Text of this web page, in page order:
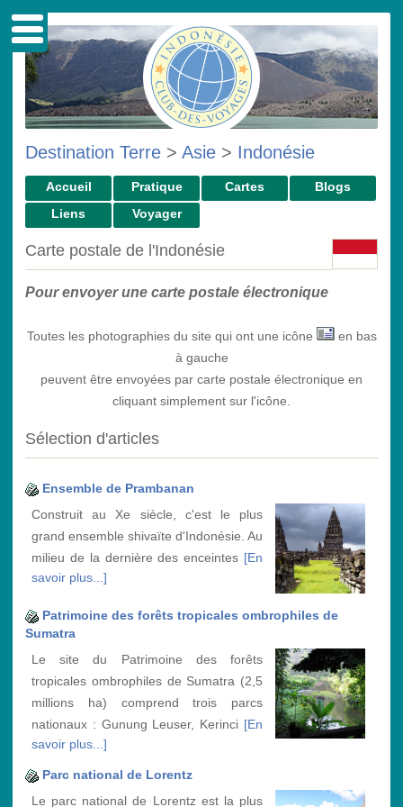
Destination Terre > Asie > Indonésie
Accueil Pratique Cartes
Blogs
Liens
Voyager
Carte postale de l'Indonésie
Pour envoyer une carte postale électronique
Toutes les photographies du site qui ont une icône
en bas
à gauche
peuvent être envoyées par carte postale électronique en
cliquant simplement sur l'icône.
Sélection d'articles
Ensemble de Prambanan
Construit au Xe siècle, c'est le plus
grand ensemble shivaïte d'Indonésie. Au
milieu de la dernière des enceintes [En
savoir plus...]
Patrimoine des forêts tropicales ombrophiles de
Sumatra
Le site du Patrimoine des forêts
tropicales ombrophiles de Sumatra (2,5
millions ha) comprend trois parcs
nationaux : Gunung Leuser, Kerinci [En
savoir plus...]
Parc national de Lorentz
Le parc national de Lorentz est la plus